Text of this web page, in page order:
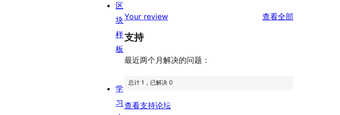
价
评
价
星
评
1
星
价
Your review 查看全部
支持
最近两个月解决的问题：
总计 1，已解决 0
查看支持论坛
区
块
样
板
学
习